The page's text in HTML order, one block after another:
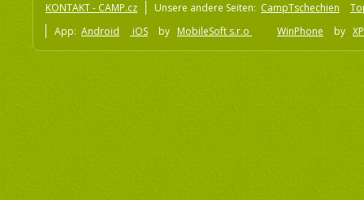
KONTAKT - CAMP.cz Unsere andere Seiten: CampTschechien
App: Android iOS by MobileSoft s.r.o WinPhone by